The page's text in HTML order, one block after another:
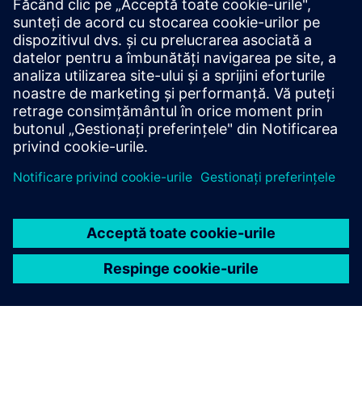
produsele conexe
Condiții preliminare
Acces la SQL Database